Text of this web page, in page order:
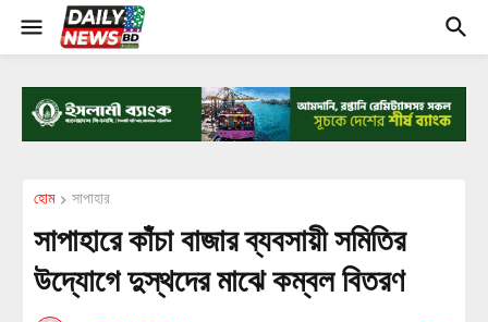
হোম সাপাহার
সাপাহারে কাঁচা বাজার ব্যবসায়ী সমিতির
উদ্যোগে দুস্থদের মাঝে কম্বল বিতরণ